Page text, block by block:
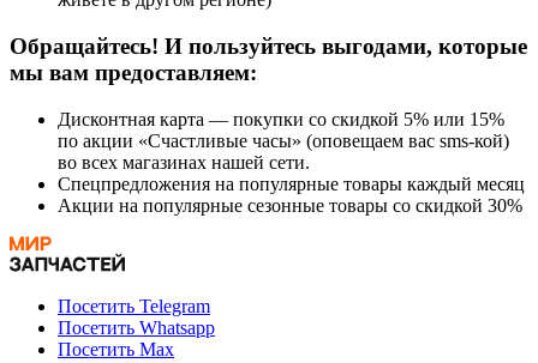
Обращайтесь! И пользуйтесь выгодами, которые
мы вам предоставляем:
Дисконтная карта — покупки со скидкой 5% или 15%
по акции «Счастливые часы» (оповещаем вас sms-кой)
во всех магазинах нашей сети.
Спецпредложения на популярные товары каждый месяц
Акции на популярные сезонные товары со скидкой 30%
Посетить Telegram
Посетить Whatsapp
Посетить Max